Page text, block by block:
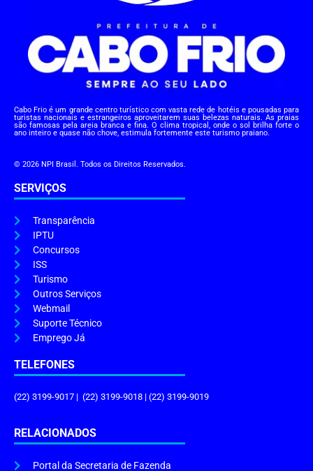
Cabo Frio é um grande centro turístico com vasta rede de hotéis e pousadas para
turistas nacionais e estrangeiros aproveitarem suas belezas naturais. As praias
são famosas pela areia branca e fina. O clima tropical, onde o sol brilha forte o
ano inteiro e quase não chove, estimula fortemente este turismo praiano.
© 2026 NPI Brasil. Todos os Direitos Reservados.
SERVIÇOS
Transparência
IPTU
Concursos
ISS
Turismo
Outros Serviços
Webmail
Suporte Técnico
Emprego Já
TELEFONES
(22) 3199-9017 | (22) 3199-9018 | (22) 3199-9019
RELACIONADOS
Portal da Secretaria de Fazenda